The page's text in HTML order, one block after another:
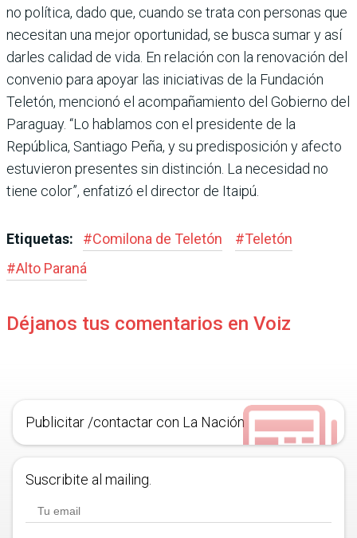
no política, dado que, cuando se trata con personas que
necesitan una mejor oportunidad, se busca sumar y así
darles calidad de vida. En relación con la renovación del
convenio para apoyar las iniciativas de la Fundación
Teletón, mencionó el acompañamiento del Gobierno del
Paraguay. “Lo hablamos con el presidente de la
República, Santiago Peña, y su predisposición y afecto
estuvieron presentes sin distinción. La necesidad no
tiene color”, enfatizó el director de Itaipú.
Etiquetas: #Comilona de Teletón #Teletón
#Alto Paraná
Déjanos tus comentarios en Voiz
Publicitar /contactar con La Nación
Suscribite al mailing.